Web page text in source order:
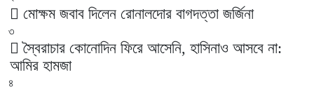
মোক্ষম জবাব দিলেন রোনালদোর বাগদত্তা জর্জিনা
৩
স্বৈরাচার কোনোদিন ফিরে আসেনি, হাসিনাও আসবে না:
আমির হামজা
৪